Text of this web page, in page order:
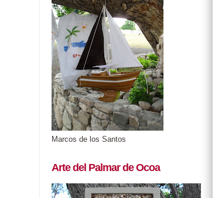
Marcos de los Santos
Arte del Palmar de Ocoa